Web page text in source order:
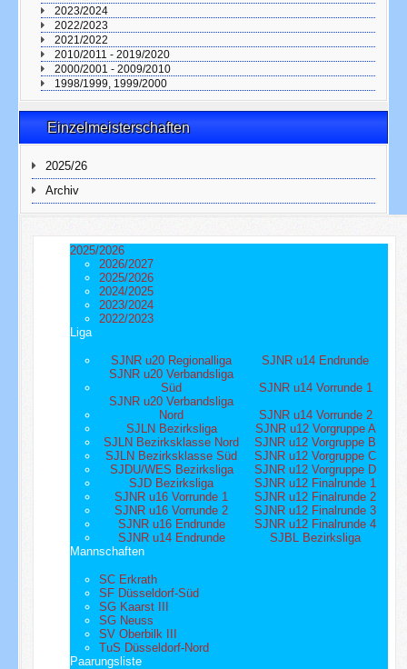
2023/2024
2022/2023
2021/2022
2010/2011 - 2019/2020
2000/2001 - 2009/2010
1998/1999, 1999/2000
Einzelmeisterschaften
2025/26
Archiv
2025/2026
2026/2027
2025/2026
2024/2025
2023/2024
2022/2023
Liga
SJNR u20 Regionalliga
SJNR u14 Endrunde
SJNR u20 Verbandsliga
Süd
SJNR u14 Vorrunde 1
SJNR u20 Verbandsliga
Nord
SJNR u14 Vorrunde 2
SJLN Bezirksliga
SJNR u12 Vorgruppe A
SJLN Bezirksklasse Nord
SJNR u12 Vorgruppe B
SJLN Bezirksklasse Süd
SJNR u12 Vorgruppe C
SJDU/WES Bezirksliga
SJNR u12 Vorgruppe D
SJD Bezirksliga
SJNR u12 Finalrunde 1
SJNR u16 Vorrunde 1
SJNR u12 Finalrunde 2
SJNR u16 Vorrunde 2
SJNR u12 Finalrunde 3
SJNR u16 Endrunde
SJNR u12 Finalrunde 4
SJNR u14 Endrunde
SJBL Bezirksliga
Mannschaften
SC Erkrath
SF Düsseldorf-Süd
SG Kaarst III
SG Neuss
SV Oberbilk III
TuS Düsseldorf-Nord
Paarungsliste